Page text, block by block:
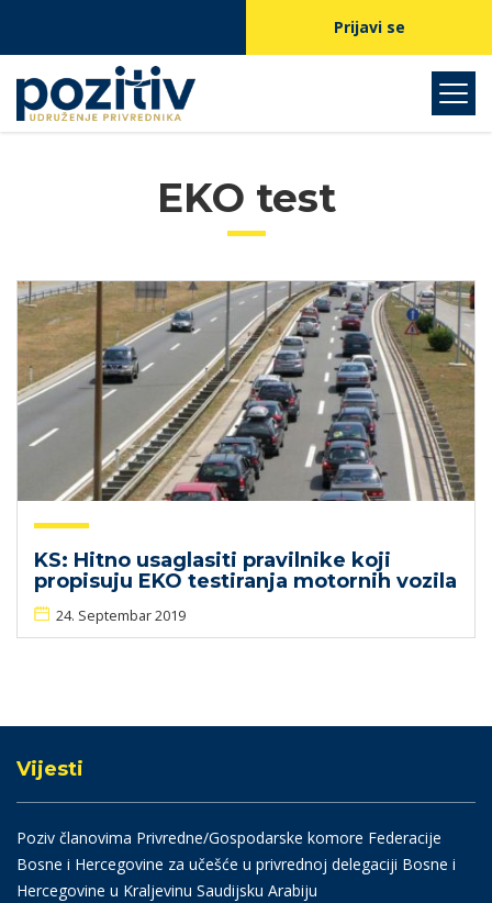
Prijavi se
EKO test
KS: Hitno usaglasiti pravilnike koji
propisuju EKO testiranja motornih vozila
24. Septembar 2019
Vijesti
Poziv članovima Privredne/Gospodarske komore Federacije
Bosne i Hercegovine za učešće u privrednoj delegaciji Bosne i
Hercegovine u Kraljevinu Saudijsku Arabiju